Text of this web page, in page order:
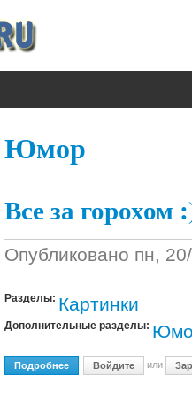
Юмор
Все за горохом
Опубликовано пн,
Разделы: Картинки
Дополнительные разделы:
Подробнее О Все За Горохом :)
Войдите или